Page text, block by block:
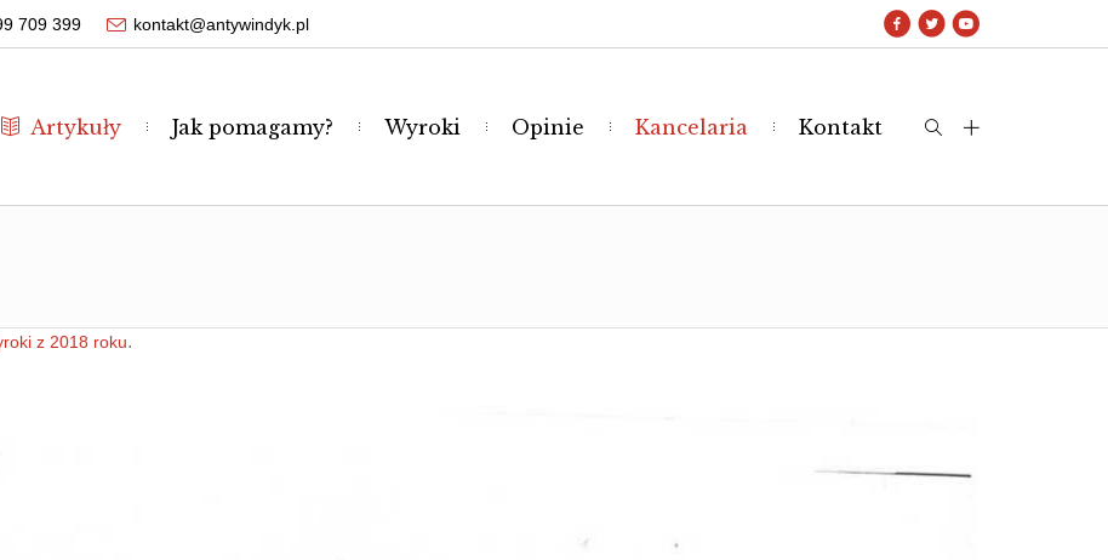
709 399 kontakt@antywindyk.pl
Artykuły Jak pomagamy? Wyroki Opinie Kancelaria Kontakt
z 2018 roku.